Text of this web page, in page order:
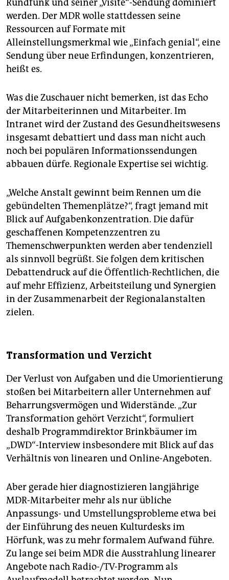
Rundfunk und seiner „Visite“-Sendung dominiert
werden. Der MDR wolle stattdessen seine
Ressourcen auf Formate mit
Alleinstellungsmerkmal wie „Einfach genial“, eine
Sendung über neue Erfindungen, konzentrieren,
heißt es.
Was die Zuschauer nicht bemerken, ist das Echo
der Mitarbeiterinnen und Mitarbeiter. Im
Intranet wird der Zustand des Gesundheitswesens
insgesamt debattiert und dass man nicht auch
noch bei populären Informationssendungen
abbauen dürfe. Regionale Expertise sei wichtig.
„Welche Anstalt gewinnt beim Rennen um die
gebündelten Themenplätze?“, fragt jemand mit
Blick auf Aufgabenkonzentration. Die dafür
geschaffenen Kompetenzzentren zu
Themenschwerpunkten werden aber tendenziell
als sinnvoll begrüßt. Sie folgen dem kritischen
Debattendruck auf die Öffentlich-Rechtlichen, die
auf mehr Effizienz, Arbeitsteilung und Synergien
in der Zusammenarbeit der Regionalanstalten
zielen.
Transformation und Verzicht
Der Verlust von Aufgaben und die Umorientierung
stoßen bei Mitarbeitern aller Unternehmen auf
Beharrungsvermögen und Widerstände. „Zur
Transformation gehört Verzicht“, formuliert
deshalb Programmdirektor Brinkbäumer im
„DWD“-Interview insbesondere mit Blick auf das
Verhältnis von linearen und Online-Angeboten.
Aber gerade hier diagnostizieren langjährige
MDR-Mitarbeiter mehr als nur übliche
Anpassungs- und Umstellungsprobleme etwa bei
der Einführung des neuen Kulturdesks im
Hörfunk, was zu mehr formalem Aufwand führe.
Zu lange sei beim MDR die Ausstrahlung linearer
Angebote nach Radio-/TV-Programm als